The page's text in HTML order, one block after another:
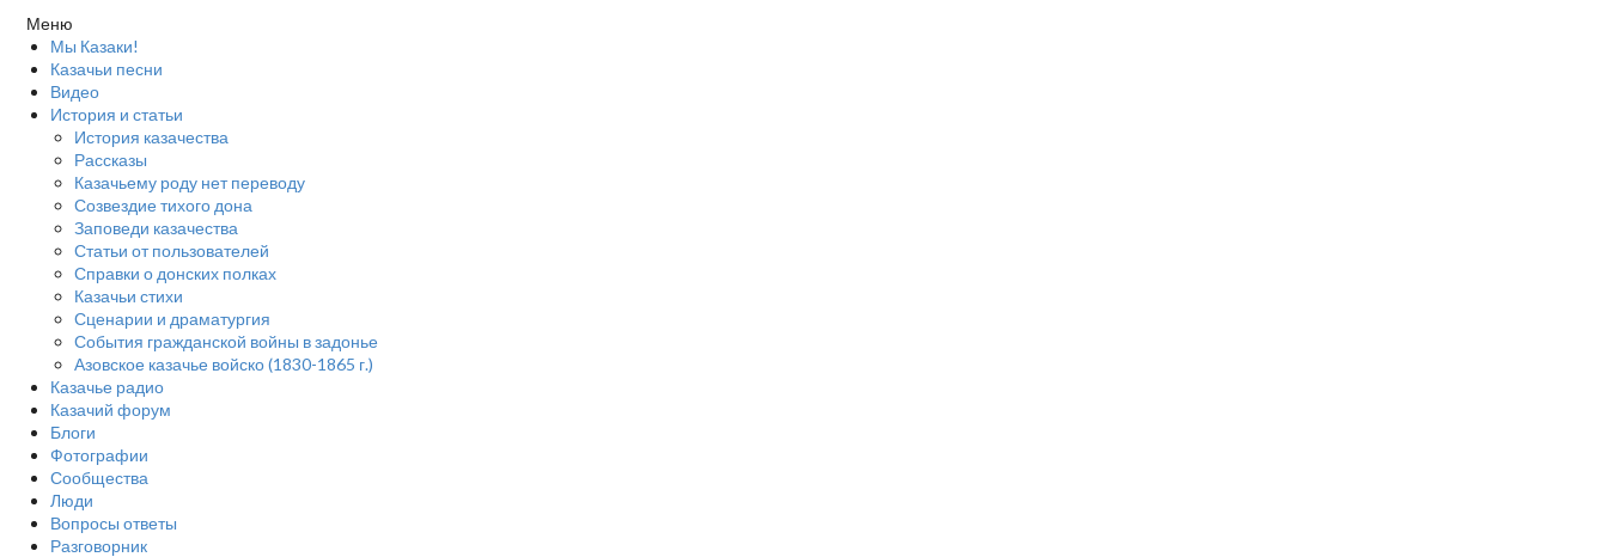
Меню
Мы Казаки!
Казачьи песни
Видео
История и статьи
История казачества
Рассказы
Казачьему роду нет переводу
Созвездие тихого дона
Заповеди казачества
Статьи от пользователей
Справки о донских полках
Казачьи стихи
Сценарии и драматургия
События гражданской войны в задонье
Азовское казачье войско (1830-1865 г.)
Казачье радио
Казачий форум
Блоги
Фотографии
Сообщества
Люди
Вопросы ответы
Разговорник